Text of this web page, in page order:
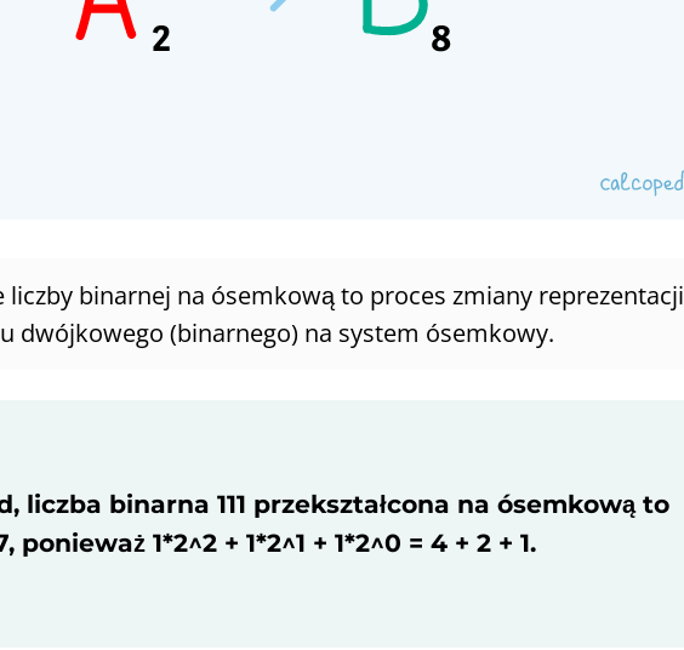
liczby binarnej na ósemkową to proces zmiany reprezentacji
dwójkowego (binarnego) na system ósemkowy.
liczba binarna 111 przekształcona na ósemkową to
ponieważ 1*2^2 + 1*2^1 + 1*2^0 = 4 + 2 + 1.